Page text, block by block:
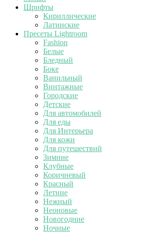
Шрифты
Кириллические
Латинские
Пресеты Lightroom
Fashion
Белые
Бледный
Боке
Ванильный
Винтажные
Городские
Детские
Для автомобилей
Для еды
Для Интерьера
Для кожи
Для путешествий
Зимние
Клубные
Коричневый
Красный
Летние
Нежный
Неоновые
Новогодние
Ночные